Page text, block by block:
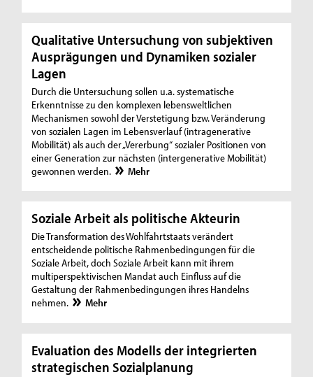
Qualitative Untersuchung von subjektiven
Ausprägungen und Dynamiken sozialer
Lagen
Durch die Untersuchung sollen u.a. systematische
Erkenntnisse zu den komplexen lebensweltlichen
Mechanismen sowohl der Verstetigung bzw. Veränderung
von sozialen Lagen im Lebensverlauf (intragenerative
Mobilität) als auch der „Vererbung“ sozialer Positionen von
einer Generation zur nächsten (intergenerative Mobilität)
gewonnen werden.
Mehr
Soziale Arbeit als politische Akteurin
Die Transformation des Wohlfahrtstaats verändert
entscheidende politische Rahmenbedingungen für die
Soziale Arbeit, doch Soziale Arbeit kann mit ihrem
multiperspektivischen Mandat auch Einfluss auf die
Gestaltung der Rahmenbedingungen ihres Handelns
nehmen.
Mehr
Evaluation des Modells der integrierten
strategischen Sozialplanung